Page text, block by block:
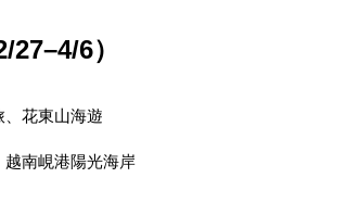
6）
、花東山海遊
南峴港陽光海岸